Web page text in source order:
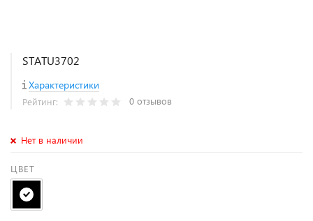
STATU3702
Характеристики
Рейтинг: 0 отзывов
Нет в наличии
ЦВЕТ